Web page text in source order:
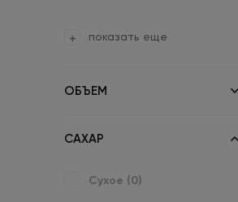
показать еще
ОБЪЕМ
САХАР
Сухое (0)